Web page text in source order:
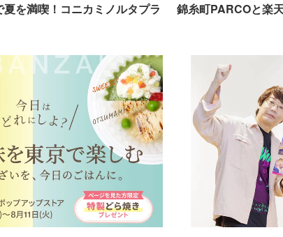
を満喫！コニカミノルタプラ
錦糸町PARCOと楽